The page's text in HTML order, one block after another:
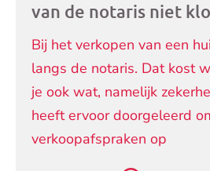
van de notaris niet
Bij het verkopen van een
langs de notaris. Dat kost
je ook wat, namelijk
heeft ervoor doorgeleerd
verkoopafspraken op